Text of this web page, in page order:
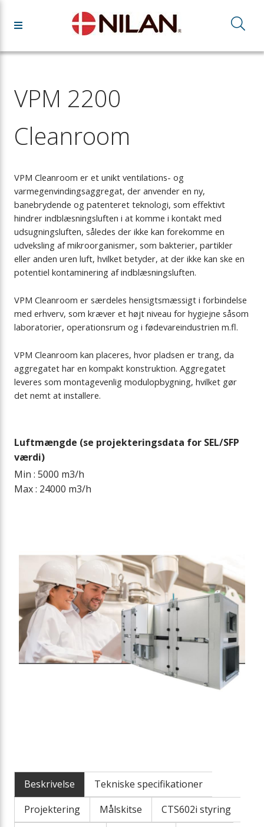
Ventilation
Roterende veksler
Ventilation med køl/varme
Varmepumpe og
Varmepumpe og roterende
veksler
Ventilation med opvarmning
Ventilation varmt brugsvand og
Tilbehør
Betjeningspaneler
CO2-sensorer
Fugtsensor
Diverse tilbehørskomponenter
Eftervarmeflader
Ekstra varmtvandsbeholder
Filtre
Tilluftsmodul
Luftfordeling
Montagebeslag
Forhøjningssokkel
Vandlås
Varmekabel
Servicekasse
Løsninger
Nilan app
NilAir Luftfordeling
Nilan tyverisikring
VPM 2200
Cleanroom
VPM Cleanroom er et unikt ventilations- og
varmegenvindingsaggregat, der anvender en ny,
banebrydende og patenteret teknologi, som effektivt
hindrer indblæsningsluften i at komme i kontakt med
udsugningsluften, således der ikke kan forekomme en
udveksling af mikroorganismer, som bakterier, partikler
eller anden uren luft, hvilket betyder, at der ikke kan ske en
potentiel kontaminering af indblæsningsluften.
VPM Cleanroom er særdeles hensigtsmæssigt i forbindelse
med erhverv, som kræver et højt niveau for hygiejne såsom
laboratorier, operationsrum og i fødevareindustrien m.fl.
VPM Cleanroom kan placeres, hvor pladsen er trang, da
aggregatet har en kompakt konstruktion. Aggregatet
leveres som montagevenlig modulopbygning, hvilket gør
det nemt at installere.
Luftmængde (se projekteringsdata for SEL/SFP
værdi)
Min : 5000 m3/h
Max : 24000 m3/h
Beskrivelse
Tekniske specifikationer
Projektering
Målskitse
CTS602i styring